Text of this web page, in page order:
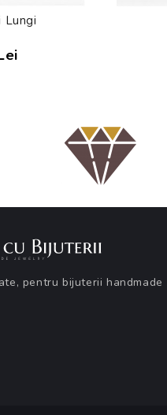
Lungi
pentru bijuterii handmade